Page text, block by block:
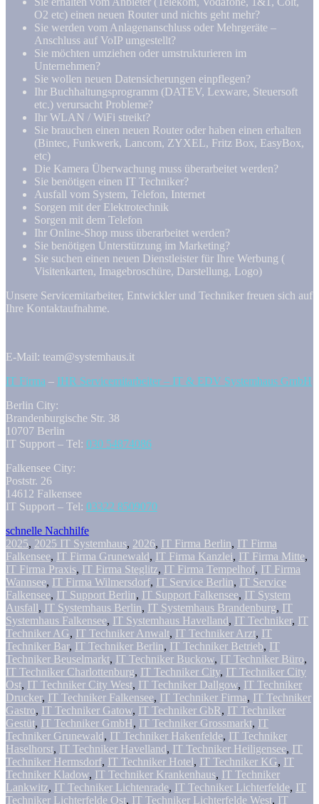
O2 etc) einen neuen Router und nichts geht mehr?
Sie werden vom Anlagenanschluss oder Mehrgeräte –
Anschluss auf VoIP umgestellt?
Sie möchten umziehen oder umstrukturieren im
Unternehmen?
Sie wollen neuen Datensicherungen einpflegen?
Ihr Buchhaltungsprogramm (DATEV, Lexware, Steuersoft
etc.) verursacht Probleme?
Ihr WLAN / WiFi streikt?
Sie brauchen einen neuen Router oder haben einen erhalten
(Bintec, Funkwerk, Lancom, ZYXEL, Fritz Box, EasyBox,
etc)
Die Kamera Überwachung muss überarbeitet werden?
Sie benötigen einen IT Techniker?
Ausfall vom System, Telefon, Internet
Sorgen mit der Elektrotechnik
Sorgen mit dem Telefon
Ihr Online-Shop muss überarbeitet werden?
Sie benötigen Unterstützung im Marketing?
Sie suchen einen neuen Dienstleister für Ihre Werbung (
Visitenkarten, Imagebroschüre, Darstellung, Logo)
Unsere Servicemitarbeiter, Entwickler und Techniker freuen sich auf
Ihre Kontaktaufnahme.
E-Mail: team@systemhaus.it
IT Firma – IHR Servicemitarbeiter – IT & EDV Systemhaus GmbH
Berlin City:
Brandenburgische Str. 38
10707 Berlin
IT Support – Tel: 030 54874086
Falkensee City:
Poststr. 26
14612 Falkensee
IT Support – Tel: 03322 8509070
schnelle Nachhilfe
2025, 2025 IT Systemhaus, 2026, IT Firma Berlin, IT Firma
Falkensee, IT Firma Grunewald, IT Firma Kanzlei, IT Firma Mitte,
IT Firma Praxis, IT Firma Steglitz, IT Firma Tempelhof, IT Firma
Wannsee, IT Firma Wilmersdorf, IT Service Berlin, IT Service
Falkensee, IT Support Berlin, IT Support Falkensee, IT System
Ausfall, IT Systemhaus Berlin, IT Systemhaus Brandenburg, IT
Systemhaus Falkensee, IT Systemhaus Havelland, IT Techniker, IT
Techniker AG, IT Techniker Anwalt, IT Techniker Arzt, IT
Techniker Bar, IT Techniker Berlin, IT Techniker Betrieb, IT
Techniker Beuselmarkt, IT Techniker Buckow, IT Techniker Büro,
IT Techniker Charlottenburg, IT Techniker City, IT Techniker City
Ost, IT Techniker City West, IT Techniker Dallgow, IT Techniker
Drucker, IT Techniker Falkensee, IT Techniker Firma, IT Techniker
Gastro, IT Techniker Gatow, IT Techniker GbR, IT Techniker
Gestüt, IT Techniker GmbH, IT Techniker Grossmarkt, IT
Techniker Grunewald, IT Techniker Hakenfelde, IT Techniker
Haselhorst, IT Techniker Havelland, IT Techniker Heiligensee, IT
Techniker Hermsdorf, IT Techniker Hotel, IT Techniker KG, IT
Techniker Kladow, IT Techniker Krankenhaus, IT Techniker
Lankwitz, IT Techniker Lichtenrade, IT Techniker Lichterfelde, IT
Techniker Lichterfelde Ost, IT Techniker Lichterfelde West, IT